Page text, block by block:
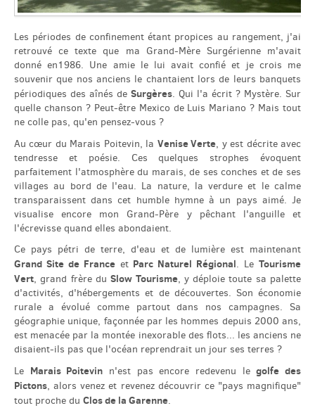
English
Español
Les périodes de confinement étant propices au rangement, j'ai
retrouvé ce texte que ma Grand-Mère Surgérienne m'avait
donné en1986. Une amie le lui avait confié et je crois me
souvenir que nos anciens le chantaient lors de leurs banquets
périodiques des aînés de Surgères. Qui l'a écrit ? Mystère. Sur
quelle chanson ? Peut-être Mexico de Luis Mariano ? Mais tout
ne colle pas, qu'en pensez-vous ?
Au cœur du Marais Poitevin, la Venise Verte, y est décrite avec
tendresse et poésie. Ces quelques strophes évoquent
parfaitement l'atmosphère du marais, de ses conches et de ses
villages au bord de l'eau. La nature, la verdure et le calme
transparaissent dans cet humble hymne à un pays aimé. Je
visualise encore mon Grand-Père y pêchant l'anguille et
l'écrevisse quand elles abondaient.
Ce pays pétri de terre, d'eau et de lumière est maintenant
Grand Site de Franceet Parc Naturel Régional. LeTourisme
Vert, grand frère duSlow Tourisme, y déploie toute sa palette
d'activités, d'hébergements et de découvertes. Son économie
rurale a évolué comme partout dans nos campagnes. Sa
géographie unique, façonnée par les hommes depuis 2000 ans,
est menacée par la montée inexorable des flots... les anciens ne
disaient-ils pas que l'océan reprendrait un jour ses terres ?
Le Marais Poitevin n'est pas encore redevenu legolfe des
Pictons, alors venez et revenez découvrir ce "pays magnifique"
tout proche du Clos de la Garenne.